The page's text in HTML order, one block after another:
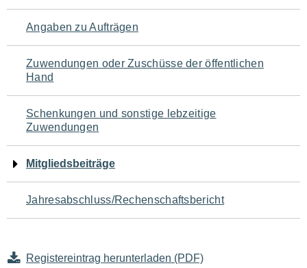
Angaben zu Aufträgen
Zuwendungen oder Zuschüsse der öffentlichen
Hand
Schenkungen und sonstige lebzeitige
Zuwendungen
Mitgliedsbeiträge
Jahresabschluss/Rechenschaftsbericht
Registereintrag herunterladen (PDF)